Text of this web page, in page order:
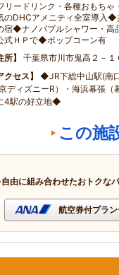
ードリンク・各種おもち
のDHCアメニティ全室導入
宿◆ナノバブルシャワー・
式ＨＰで◆ポップコーン有
所
千葉県市川市鬼高２－１
クセス
◆JR下総中山駅(南
ディズニーR）・海浜幕張（
4駅の好立地◆
この施
由に組み合わせたおトクな
航空券付プラ